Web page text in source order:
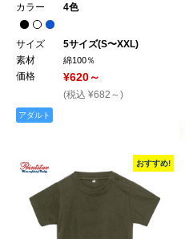
カラー
4色
サイズ
5サイズ(S〜XXL)
素材
綿100％
価格 ¥620～
(税込 ¥682～)
アダルト
おすすめ!